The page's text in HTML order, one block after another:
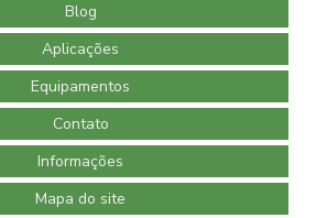
Blog
Aplicações
Equipamentos
Contato
Informações
Mapa do site